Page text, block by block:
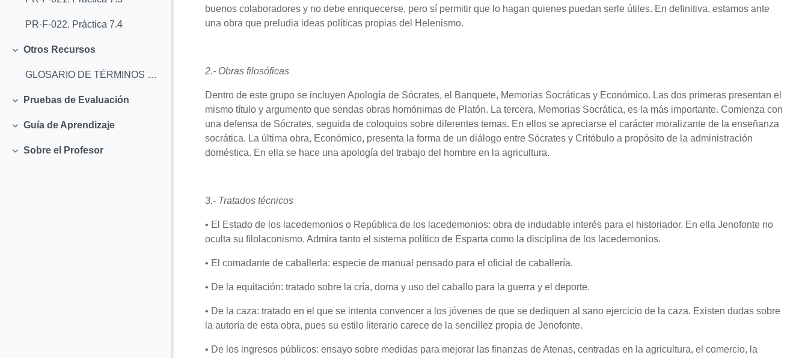
PR-F-022. Práctica 7.4
Colapsar
Otros Recursos
GLOSARIO DE TÉRMINOS GRIEGOS
Colapsar
Pruebas de Evaluación
Colapsar
Guía de Aprendizaje
Colapsar
Sobre el Profesor
buenos colaboradores y no debe enriquecerse, pero sí permitir que lo hagan quienes puedan serle útiles. En definitiva, estamos ante
una obra que preludia ideas políticas propias del Helenismo.
2.- Obras filosóficas
Dentro de este grupo se incluyen Apología de Sócrates, el Banquete, Memorias Socráticas y Económico. Las dos primeras presentan el
mismo título y argumento que sendas obras homónimas de Platón. La tercera, Memorias Socrática, es la más importante. Comienza con
una defensa de Sócrates, seguida de coloquios sobre diferentes temas. En ellos se apreciarse el carácter moralizante de la enseñanza
socrática. La última obra, Económico, presenta la forma de un diálogo entre Sócrates y Critóbulo a propósito de la administración
doméstica. En ella se hace una apología del trabajo del hombre en la agricultura.
3.- Tratados técnicos
• El Estado de los lacedemonios o República de los lacedemonios: obra de indudable interés para el historiador. En ella Jenofonte no
oculta su filolaconismo. Admira tanto el sistema político de Esparta como la disciplina de los lacedemonios.
• El comadante de caballerla: especie de manual pensado para el oficial de caballería.
• De la equitación: tratado sobre la cría, doma y uso del caballo para la guerra y el deporte.
• De la caza: tratado en el que se intenta convencer a los jóvenes de que se dediquen al sano ejercicio de la caza. Existen dudas sobre
la autoría de esta obra, pues su estilo literario carece de la sencillez propia de Jenofonte.
• De los ingresos públicos: ensayo sobre medidas para mejorar las finanzas de Atenas, centradas en la agricultura, el comercio, la